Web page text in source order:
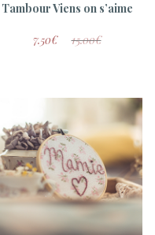
Tambour Viens on s’aime
7.50€ 15.00€